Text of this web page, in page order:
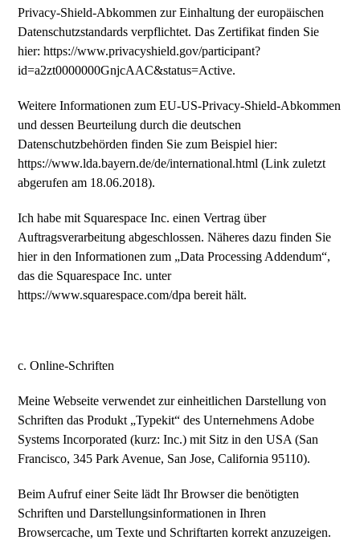
Privacy-Shield-Abkommen zur Einhaltung der europäischen
Datenschutzstandards verpflichtet. Das Zertifikat finden Sie
hier: https://www.privacyshield.gov/participant?
id=a2zt0000000GnjcAAC&status=Active.
Weitere Informationen zum EU-US-Privacy-Shield-Abkommen
und dessen Beurteilung durch die deutschen
Datenschutzbehörden finden Sie zum Beispiel hier:
https://www.lda.bayern.de/de/international.html (Link zuletzt
abgerufen am 18.06.2018).
Ich habe mit Squarespace Inc. einen Vertrag über
Auftragsverarbeitung abgeschlossen. Näheres dazu finden Sie
hier in den Informationen zum „Data Processing Addendum“,
das die Squarespace Inc. unter
https://www.squarespace.com/dpa bereit hält.
c. Online-Schriften
Meine Webseite verwendet zur einheitlichen Darstellung von
Schriften das Produkt „Typekit“ des Unternehmens Adobe
Systems Incorporated (kurz: Inc.) mit Sitz in den USA (San
Francisco, 345 Park Avenue, San Jose, California 95110).
Beim Aufruf einer Seite lädt Ihr Browser die benötigten
Schriften und Darstellungsinformationen in Ihren
Browsercache, um Texte und Schriftarten korrekt anzuzeigen.